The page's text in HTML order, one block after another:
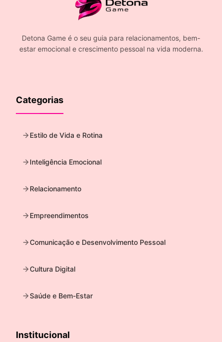
Detona Game é o seu guia para relacionamentos, bem-
estar emocional e crescimento pessoal na vida moderna.
Categorias
Estilo de Vida e Rotina
Inteligência Emocional
Relacionamento
Empreendimentos
Comunicação e Desenvolvimento Pessoal
Cultura Digital
Saúde e Bem-Estar
Institucional